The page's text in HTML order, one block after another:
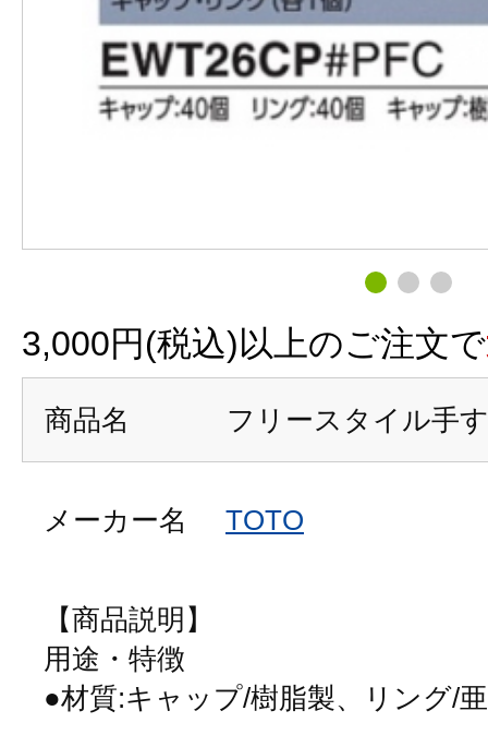
3,000円(税込)以上のご注文で
商品名 フリースタイル手
メーカー名 TOTO
【商品説明】
用途・特徴
●材質:キャップ/樹脂製、リング/